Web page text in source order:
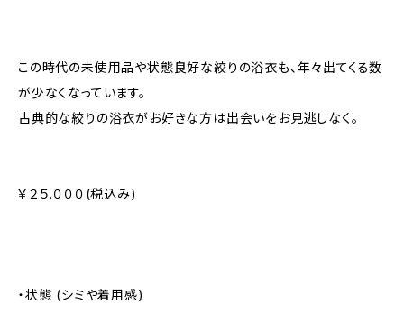
この時代の未使用品や状態良好な絞りの浴衣も、年々出てくる数
が少なくなっています。
古典的な絞りの浴衣がお好きな方は出会いをお見逃しなく。
￥２５.０００(税込み)
・状態 (シミや着用感)